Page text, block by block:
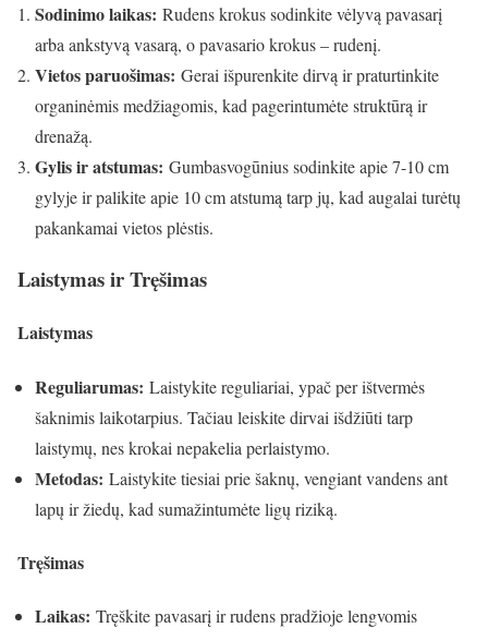
Sodinimo laikas: Rudens krokus sodinkite vėlyvą pavasarį
arba ankstyvą vasarą, o pavasario krokus – rudenį.
Vietos paruošimas: Gerai išpurenkite dirvą ir praturtinkite
organinėmis medžiagomis, kad pagerintumėte struktūrą ir
drenažą.
Gylis ir atstumas: Gumbasvogūnius sodinkite apie 7-10 cm
gylyje ir palikite apie 10 cm atstumą tarp jų, kad augalai turėtų
pakankamai vietos plėstis.
Laistymas ir Tręšimas
Laistymas
Reguliarumas: Laistykite reguliariai, ypač per ištvermės
šaknimis laikotarpius. Tačiau leiskite dirvai išdžiūti tarp
laistymų, nes krokai nepakelia perlaistymo.
Metodas: Laistykite tiesiai prie šaknų, vengiant vandens ant
lapų ir žiedų, kad sumažintumėte ligų riziką.
Tręšimas
Laikas: Tręškite pavasarį ir rudens pradžioje lengvomis